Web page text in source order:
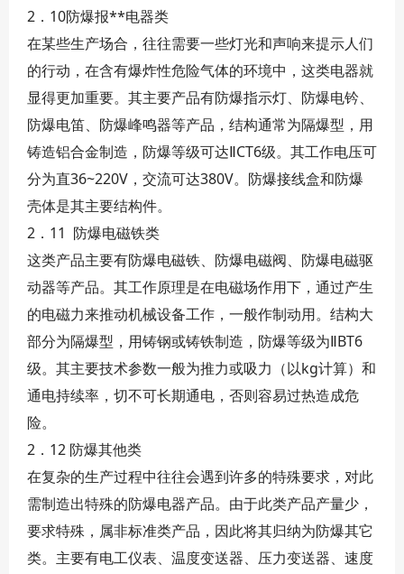
2．10防爆报**电器类
在某些生产场合，往往需要一些灯光和声响来提示人们
的行动，在含有爆炸性危险气体的环境中，这类电器就
显得更加重要。其主要产品有防爆指示灯、防爆电钤、
防爆电笛、防爆峰鸣器等产品，结构通常为隔爆型，用
铸造铝合金制造，防爆等级可达ⅡCT6级。其工作电压可
分为直36~220V，交流可达380V。防爆接线盒和防爆
壳体是其主要结构件。
2．11 防爆电磁铁类
这类产品主要有防爆电磁铁、防爆电磁阀、防爆电磁驱
动器等产品。其工作原理是在电磁场作用下，通过产生
的电磁力来推动机械设备工作，一般作制动用。结构大
部分为隔爆型，用铸钢或铸铁制造，防爆等级为ⅡBT6
级。其主要技术参数一般为推力或吸力（以kg计算）和
通电持续率，切不可长期通电，否则容易过热造成危
险。
2．12 防爆其他类
在复杂的生产过程中往往会遇到许多的特殊要求，对此
需制造出特殊的防爆电器产品。由于此类产品产量少，
要求特殊，属非标准类产品，因此将其归纳为防爆其它
类。主要有电工仪表、温度变送器、压力变送器、速度